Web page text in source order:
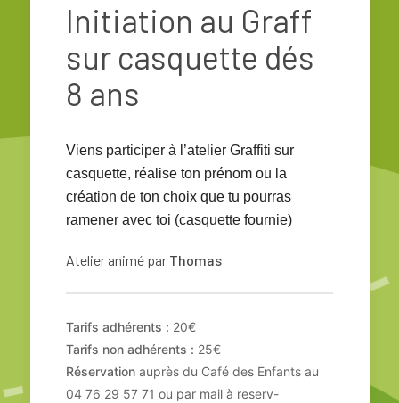
Initiation au Graff
sur casquette dés
8 ans
Viens participer à l’atelier Graffiti sur
casquette, réalise ton prénom ou la
création de ton choix que tu pourras
ramener avec toi (casquette fournie)
Atelier animé par Thomas
Tarifs adhérents : 20€
Tarifs non adhérents : 25€
Réservation auprès du Café des Enfants au
04 76 29 57 71 ou par mail à reserv-